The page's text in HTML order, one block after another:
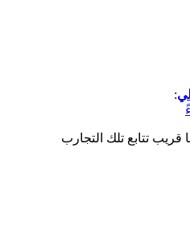
:
قريب تتابع تلك التجارب